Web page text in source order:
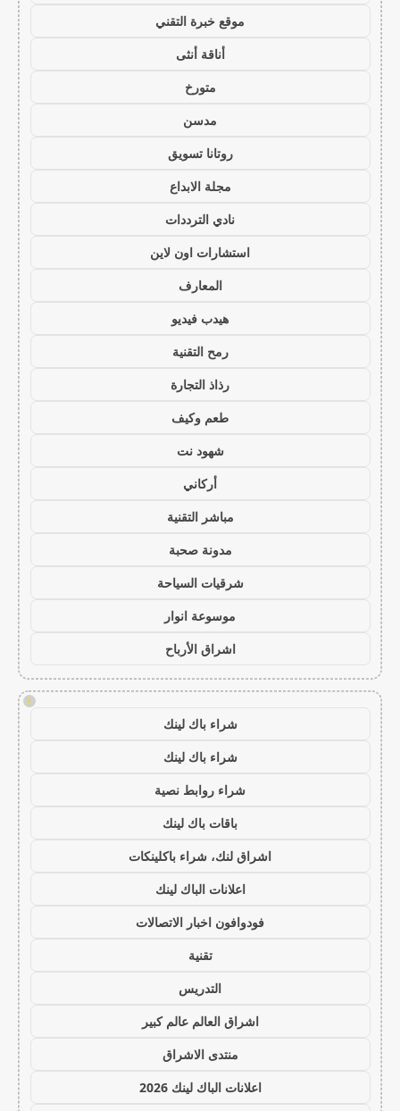
موقع خبرة التقني
أناقة أنثى
متورخ
مدسن
روتانا تسويق
مجلة الابداع
نادي الترددات
استشارات اون لاين
المعارف
هيدب فيديو
رمح التقنية
رذاذ التجارة
طعم وكيف
شهود نت
أركاني
مباشر التقنية
مدونة صحبة
شرقيات السياحة
موسوعة انوار
اشراق الأرباح
!
شراء باك لينك
شراء باك لينك
شراء روابط نصية
باقات باك لينك
اشراق لنك، شراء باكلينكات
اعلانات الباك لينك
فودوافون اخبار الاتصالات
تقنية
التدريس
اشراق العالم عالم كبير
منتدى الاشراق
اعلانات الباك لينك 2026